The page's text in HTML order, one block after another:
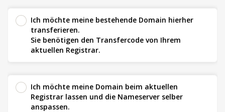
Ich möchte meine bestehende Domain hierher
transferieren.
Sie benötigen den Transfercode von Ihrem
aktuellen Registrar.
Ich möchte meine Domain beim aktuellen
Registrar lassen und die Nameserver selber
anspassen.